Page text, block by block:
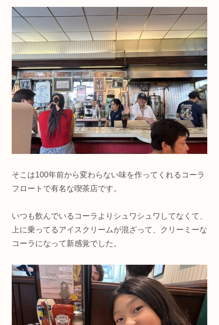
そこは100年前から変わらない味を作ってくれるコーラ
フロートで有名な喫茶店です。
いつも飲んでいるコーラよりシュワシュワしてなくて、
上に乗ってるアイスクリームが混ざって、クリーミーな
コーラになって新感覚でした。